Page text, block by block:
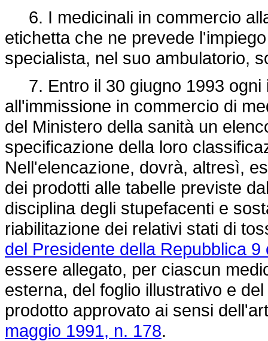
6. I medicinali in commercio
etichetta che ne prevede
specialista, nel suo ambulatorio,
7. Entro il 30 giugno 1993 ogni
all'immissione in commercio di
del Ministero della sanità un
specificazione della loro
Nell'elencazione, dovrà, altresì,
dei prodotti alle tabelle previste
disciplina degli stupefacenti e
riabilitazione dei relativi stati di
del Presidente della Repubblica
essere allegato, per ciascun
esterna, del foglio illustrativo e
prodotto approvato ai sensi
maggio 1991, n. 178.